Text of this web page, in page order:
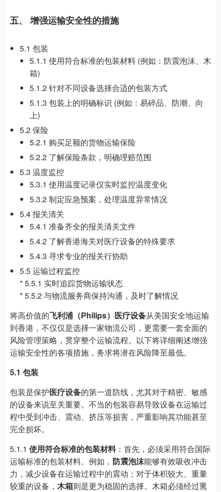
五、 增强运输安全性的措施
5.1 包装
5.1.1 使用符合标准的包装材料 (例如：防震泡沫、木
箱)
5.1.2 针对不同设备选择合适的包装方式
5.1.3 包装上的明确标识 (例如：易碎品、防潮、向
上)
5.2 保险
5.2.1 购买足额的货物运输保险
5.2.2 了解保险条款，明确理赔范围
5.3 温度监控
5.3.1 使用温度记录仪实时监控温度变化
5.3.2 制定应急预案，处理温度异常情况
5.4 报关清关
5.4.1 准备齐全的报关清关文件
5.4.2 了解香港海关对医疗设备的特殊要求
5.4.3 寻求专业的报关行协助
5.5 运输过程监控
* 5.5.1 实时追踪货物运输状态
* 5.5.2 与物流服务商保持沟通，及时了解情况
将高价值的飞利浦（Philips）医疗设备从美国安全地运输
到香港，不仅仅是选择一家物流公司，更需要一套全面的
风险管理策略，贯穿整个运输流程。以下将详细阐述增强
运输安全性的各项措施，务求将潜在风险降至最低。
5.1 包装
包装是保护医疗设备的第一道防线，尤其对于精密、敏感
的设备来说至关重要。不当的包装容易导致设备在运输过
程中受到冲击、震动、挤压等损害，严重影响其功能甚至
完全损坏。
5.1.1 使用符合标准的包装材料：首先，必须采用符合国际
运输标准的包装材料。例如， 防震泡沫能够有效吸收冲击
力，减少设备在运输过程中的震动；对于体积较大、重量
较重的设备， 木箱则是更为稳固的选择。木箱必须经过熏